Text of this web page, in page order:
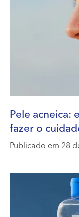
Pele acneica:
fazer o
Publicado em 28